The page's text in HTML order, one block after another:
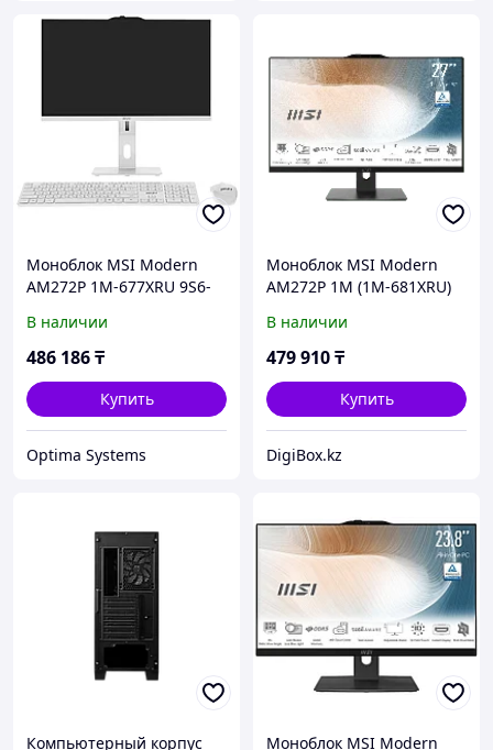
Моноблок MSI Modern
AM272P 1M-677XRU 9S6-
Core 3, 100U, 1.2, 8 Гб, 512
Гб
В наличии
486 186₸
Купить
Optima Systems
Моноблок MSI Modern
AM272P 1M (1M-681XRU)
16 ГБ ОЗУ, 512 ГБ SSD,
DOS]
В наличии
479 910₸
Купить
DigiBox.kz
Компьютерный корпус Моноблок MSI Modern